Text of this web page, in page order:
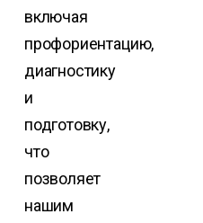
включая
профориентацию,
диагностику
и
подготовку,
что
позволяет
нашим